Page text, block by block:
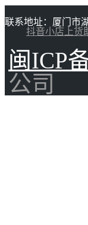
联系地址：厦门市
抖音小店上货
闽ICP
公司